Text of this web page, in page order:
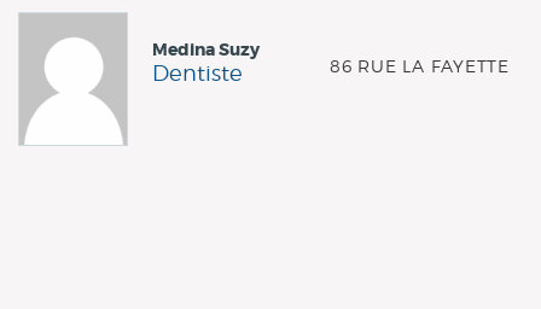
Medina Suzy
Dentiste 86 RUE LA FAYETTE